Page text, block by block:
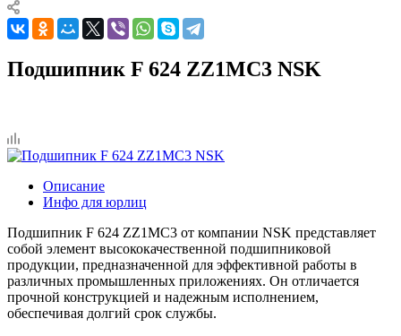
Подшипник F 624 ZZ1MC3 NSK
Описание
Инфо для юрлиц
Подшипник F 624 ZZ1MC3 от компании NSK представляет
собой элемент высококачественной подшипниковой
продукции, предназначенной для эффективной работы в
различных промышленных приложениях. Он отличается
прочной конструкцией и надежным исполнением,
обеспечивая долгий срок службы.